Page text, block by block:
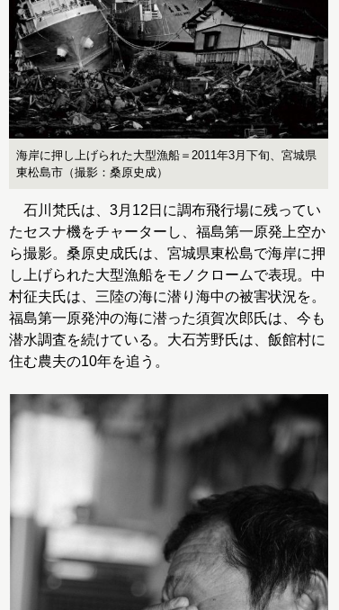
海岸に押し上げられた大型漁船＝2011年3月下旬、宮城県
東松島市（撮影：桑原史成）
石川梵氏は、3月12日に調布飛行場に残ってい
たセスナ機をチャーターし、福島第一原発上空か
ら撮影。桑原史成氏は、宮城県東松島で海岸に押
し上げられた大型漁船をモノクロームで表現。中
村征夫氏は、三陸の海に潜り海中の被害状況を。
福島第一原発沖の海に潜った須賀次郎氏は、今も
潜水調査を続けている。大石芳野氏は、飯館村に
住む農夫の10年を追う。